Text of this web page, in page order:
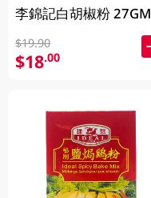
李錦記白胡椒粉 27GM
$19.90
$18.00